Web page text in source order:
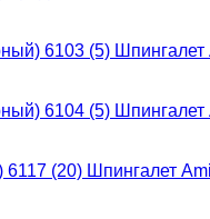
Шпингалет